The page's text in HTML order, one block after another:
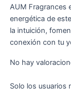
AUM Fragrances
energética de
la intuición,
conexión con tu
No hay
Solo los usuarios